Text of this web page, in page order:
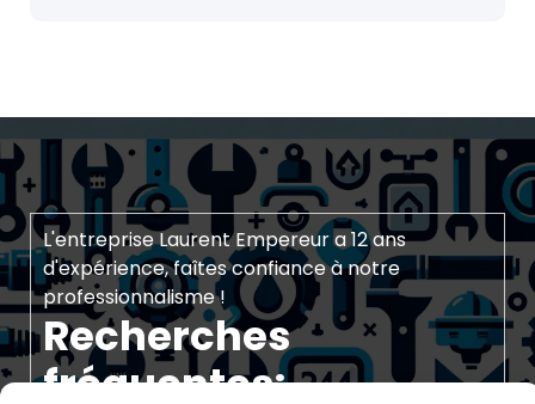
L'entreprise Laurent Empereur a 12 ans
d'expérience, faîtes confiance à notre
professionnalisme !
Recherches
fréquentes: